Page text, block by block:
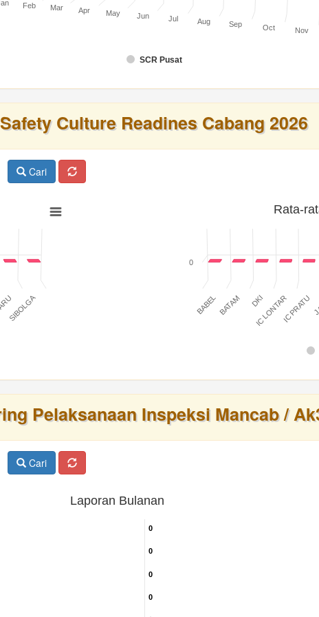
SCR Pusat
Feb Mar Apr May Jun Jul Aug Sep Oct Nov
Safety Culture Readines Cabang 2026
Cari
SIBOLGA
Rata-
BABELBATAM DKI
IC LONTARIC PRATU
0
Pelaksanaan Inspeksi Mancab /
Cari
Laporan Bulanan
0
0
0
0
0
0
0
0